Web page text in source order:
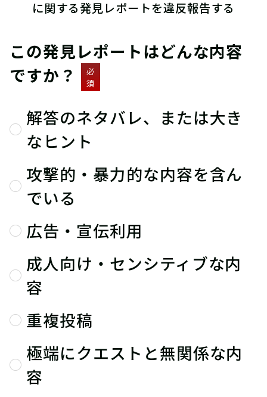
に関する発見レポートを違反報告する
この発見レポートはどんな内容
ですか？
必
須
解答のネタバレ、または大き
なヒント
攻撃的・暴力的な内容を含ん
でいる
広告・宣伝利用
成人向け・センシティブな内
容
重複投稿
極端にクエストと無関係な内
容